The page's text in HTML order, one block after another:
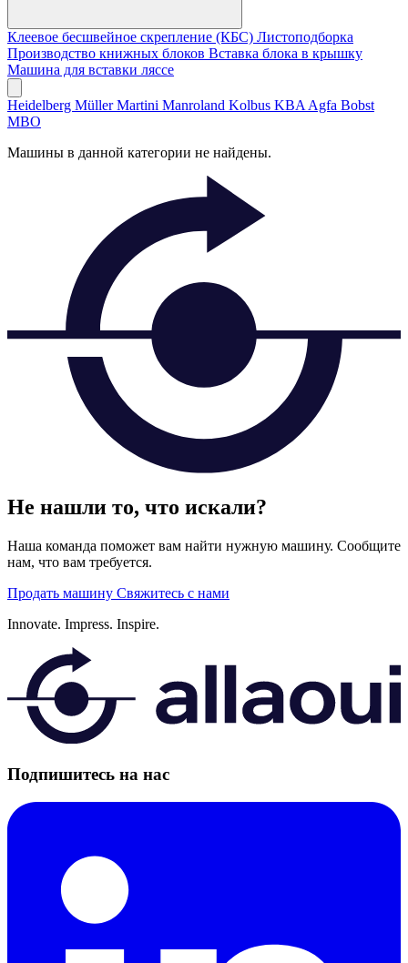
Клеевое бесшвейное скрепление (КБС) Листоподборка
Производство книжных блоков Вставка блока в крышку
Машина для вставки ляссе
Heidelberg Müller Martini Manroland Kolbus KBA Agfa Bobst
MBO
Машины в данной категории не найдены.
Не нашли то, что искали?
Наша команда поможет вам найти нужную машину. Сообщите
нам, что вам требуется.
Продать машину Свяжитесь с нами
Innovate. Impress. Inspire.
Подпишитесь на нас